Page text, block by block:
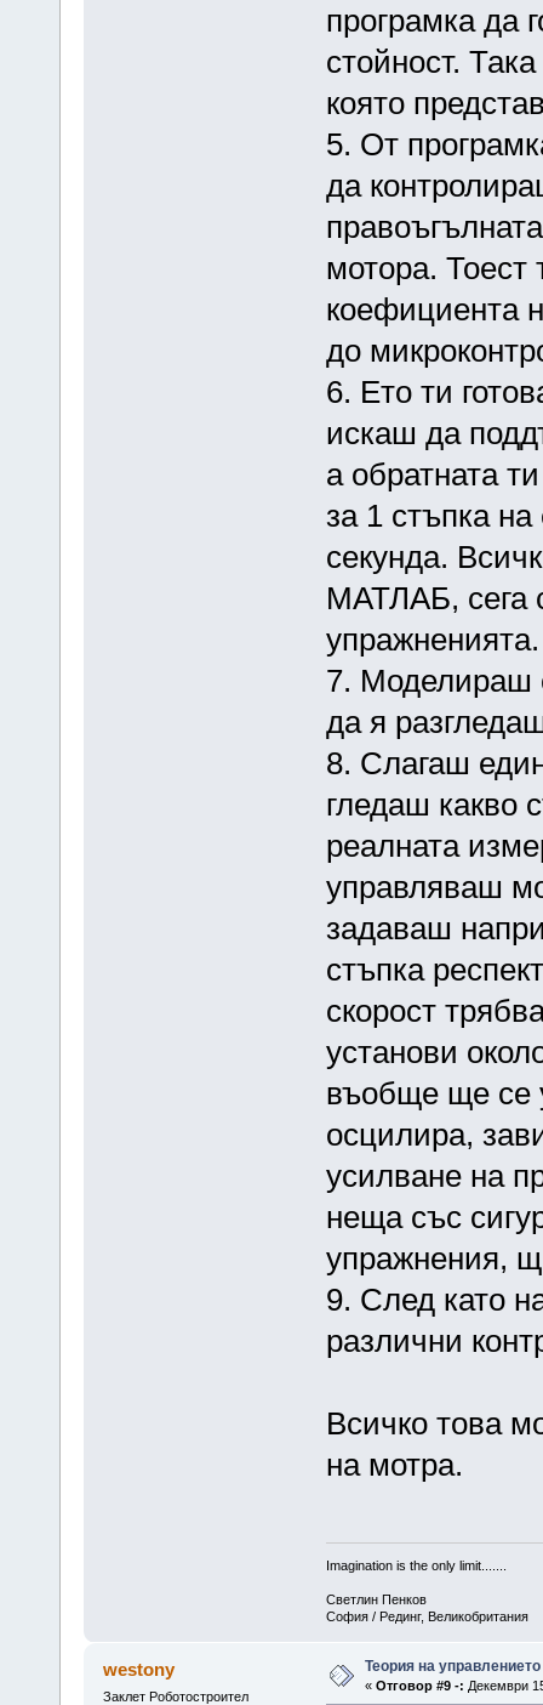
програмка да
стойност.
която
5. От
да
мотора.
коефициента
до
6. Ето ти
искаш да
а обратната
за 1 стъпка
секунда.
МАТЛАБ, сега
упражненията.
7. Моделираш
да я
8. Слагаш
гледаш какво
реалната
управляваш
задаваш
стъпка
скорост
установи
въобще ще се
осцилира,
усилване на
неща със
упражнения,
9. След като
различни
Всичко това
на мотра.
Imagination is the only limit.......
Светлин Пенков
София / Рединг, Великобритания
westony
Заклет Роботостроител
Теория на управлението
« Отговор #9 -: Декември